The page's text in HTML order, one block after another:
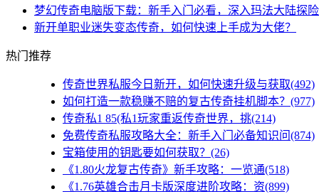
梦幻传奇电脑版下载：新手入门必看，深入玛法大陆探
新开单职业迷失变态传奇，如何快速上手成为大佬？
热门推荐
传奇世界私服今日新开，如何快速升级与获取(492)
如何打造一款稳赚不赔的复古传奇挂机脚本？(977)
传奇私1 85(私1玩家重返传奇世界，挑(214)
免费传奇私服攻略大全：新手入门必备知识问(874)
宝箱使用的钥匙要如何获取？(26)
《1.80火龙复古传奇》新手攻略：一览通(518)
《1.76英雄合击月卡版深度进阶攻略：资(899)